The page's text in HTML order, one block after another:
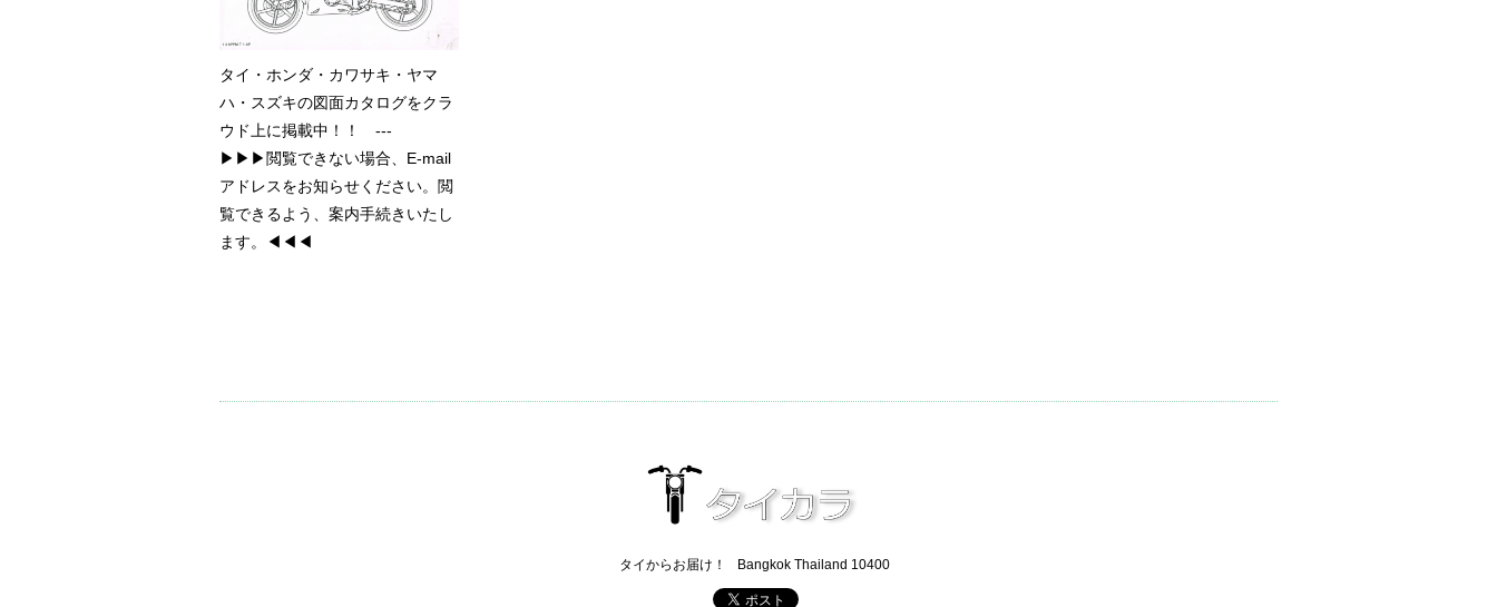
タイ・ホンダ・カワサキ・ヤマ
ハ・スズキの図面カタログをクラ
ウド上に掲載中！！ ---
▶▶▶閲覧できない場合、E-mail
アドレスをお知らせください。閲
覧できるよう、案内手続きいたし
ます。◀◀◀
タイからお届け！ Bangkok Thailand 10400